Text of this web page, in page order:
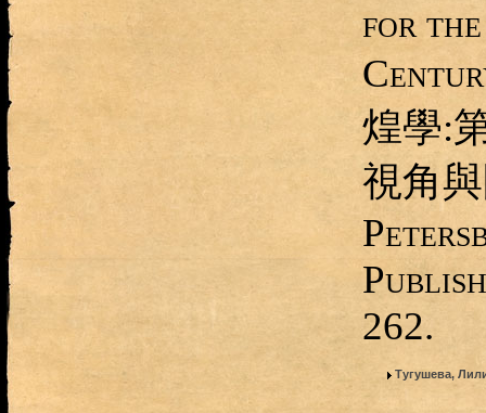
for the
煌學:
視角
262.
Тугушева,